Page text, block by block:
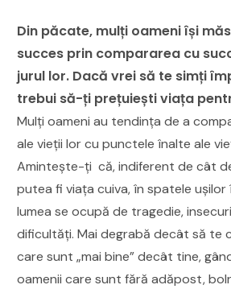
Din păcate, mulți oameni își
succes prin compararea cu
jurul lor. Dacă vrei să te simți
trebui să-ți prețuiești viața
Mulți oameni au tendința de a
ale vieții lor cu punctele înalte ale
Amintește-ți că, indiferent de cât
putea fi viața cuiva, în spatele
lumea se ocupă de tragedie,
dificultăți. Mai degrabă decât să te
care sunt „mai bine” decât tine,
oamenii care sunt fără adăpost,